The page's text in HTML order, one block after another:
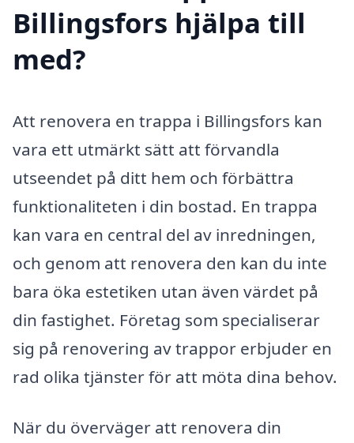
Billingsfors hjälpa till
med?
Att renovera en trappa i Billingsfors kan
vara ett utmärkt sätt att förvandla
utseendet på ditt hem och förbättra
funktionaliteten i din bostad. En trappa
kan vara en central del av inredningen,
och genom att renovera den kan du inte
bara öka estetiken utan även värdet på
din fastighet. Företag som specialiserar
sig på renovering av trappor erbjuder en
rad olika tjänster för att möta dina behov.
När du överväger att renovera din